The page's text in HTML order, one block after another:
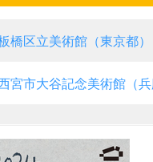
橋区立美術館（東京都）
宮市大谷記念美術館（兵